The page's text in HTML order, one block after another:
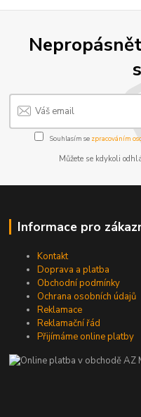
Souhlasím se zpracováním
Můžete se kdykoli
Informace pro
Kontakt
Doprava a platba
Obchodní podmínky
Ochrana osobních údajů
Reklamace
Reklamační řád
Přijímáme online platby